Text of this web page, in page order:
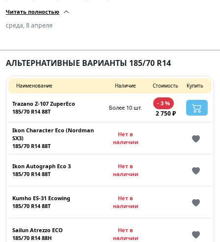
Читать полностью
среда, 8 апреля
АЛЬТЕРНАТИВНЫЕ ВАРИАНТЫ 185/70 R14
Наименование Наличие Стоимость Купить
Trazano Z-107 ZuperEco
185/70 R14 88T
Более 10 шт.
- 3 %
2 750 ₽
Ikon Character Eco (Nordman
SX3)
185/70 R14 88T
Нет в
наличии
Ikon Autograph Eco 3
185/70 R14 88T
Нет в
наличии
Kumho ES-31 Ecowing
185/70 R14 88T
Нет в
наличии
Sailun Atrezzo ECO
185/70 R14 88H
Нет в
наличии